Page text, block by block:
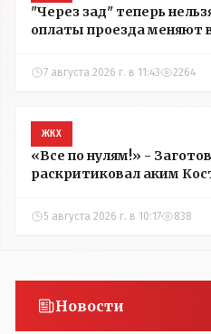
"Через зад" теперь
оплаты проезда меняют
7 августа 2026 г. в 11:43 2264
ЖКХ
«Все по нулям!» - Заготовку угля в районах
раскритиковал аким
5 августа 2026 г. в 10:17 838
Новости